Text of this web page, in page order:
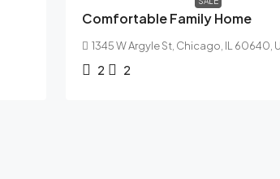
Comfortable Family Home
1345 W Argyle St, Chicago, IL 60640,
2 2